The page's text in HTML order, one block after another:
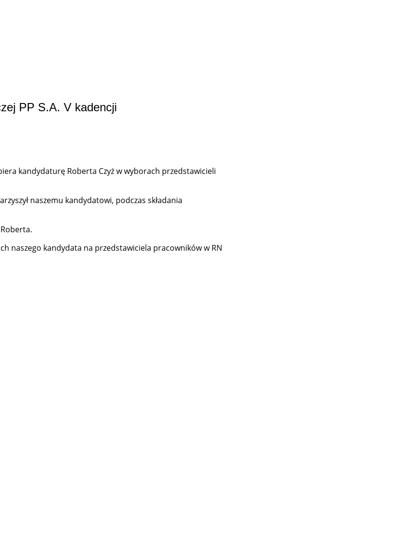
PP S.A. V kadencji
kandydaturę Roberta Czyż w wyborach przedstawicieli
naszemu kandydatowi, podczas składania
naszego kandydata na przedstawiciela pracowników w RN